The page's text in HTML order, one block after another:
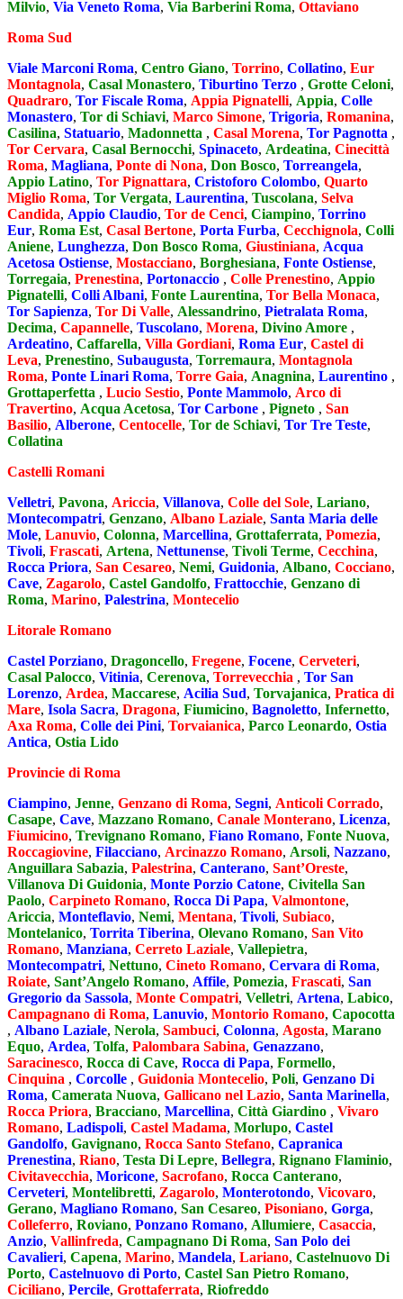
Milvio, Via Veneto Roma, Via Barberini Roma, Ottaviano
Roma Sud
Viale Marconi Roma, Centro Giano, Torrino, Collatino, Eur
Montagnola, Casal Monastero, Tiburtino Terzo , Grotte Celoni,
Quadraro, Tor Fiscale Roma, Appia Pignatelli, Appia, Colle
Monastero, Tor di Schiavi, Marco Simone, Trigoria, Romanina,
Casilina, Statuario, Madonnetta , Casal Morena, Tor Pagnotta ,
Tor Cervara, Casal Bernocchi, Spinaceto, Ardeatina, Cinecittà
Roma, Magliana, Ponte di Nona, Don Bosco, Torreangela,
Appio Latino, Tor Pignattara, Cristoforo Colombo, Quarto
Miglio Roma, Tor Vergata, Laurentina, Tuscolana, Selva
Candida, Appio Claudio, Tor de Cenci, Ciampino, Torrino
Eur, Roma Est, Casal Bertone, Porta Furba, Cecchignola, Colli
Aniene, Lunghezza, Don Bosco Roma, Giustiniana, Acqua
Acetosa Ostiense, Mostacciano, Borghesiana, Fonte Ostiense,
Torregaia, Prenestina, Portonaccio , Colle Prenestino, Appio
Pignatelli, Colli Albani, Fonte Laurentina, Tor Bella Monaca,
Tor Sapienza, Tor Di Valle, Alessandrino, Pietralata Roma,
Decima, Capannelle, Tuscolano, Morena, Divino Amore ,
Ardeatino, Caffarella, Villa Gordiani, Roma Eur, Castel di
Leva, Prenestino, Subaugusta, Torremaura, Montagnola
Roma, Ponte Linari Roma, Torre Gaia, Anagnina, Laurentino ,
Grottaperfetta , Lucio Sestio, Ponte Mammolo, Arco di
Travertino, Acqua Acetosa, Tor Carbone , Pigneto , San
Basilio, Alberone, Centocelle, Tor de Schiavi, Tor Tre Teste,
Collatina
Castelli Romani
Velletri, Pavona, Ariccia, Villanova, Colle del Sole, Lariano,
Montecompatri, Genzano, Albano Laziale, Santa Maria delle
Mole, Lanuvio, Colonna, Marcellina, Grottaferrata, Pomezia,
Tivoli, Frascati, Artena, Nettunense, Tivoli Terme, Cecchina,
Rocca Priora, San Cesareo, Nemi, Guidonia, Albano, Cocciano,
Cave, Zagarolo, Castel Gandolfo, Frattocchie, Genzano di
Roma, Marino, Palestrina, Montecelio
Litorale Romano
Castel Porziano, Dragoncello, Fregene, Focene, Cerveteri,
Casal Palocco, Vitinia, Cerenova, Torrevecchia , Tor San
Lorenzo, Ardea, Maccarese, Acilia Sud, Torvajanica, Pratica di
Mare, Isola Sacra, Dragona, Fiumicino, Bagnoletto, Infernetto,
Axa Roma, Colle dei Pini, Torvaianica, Parco Leonardo, Ostia
Antica, Ostia Lido
Provincie di Roma
Ciampino, Jenne, Genzano di Roma, Segni, Anticoli Corrado,
Casape, Cave, Mazzano Romano, Canale Monterano, Licenza,
Fiumicino, Trevignano Romano, Fiano Romano, Fonte Nuova,
Roccagiovine, Filacciano, Arcinazzo Romano, Arsoli, Nazzano,
Anguillara Sabazia, Palestrina, Canterano, Sant’Oreste,
Villanova Di Guidonia, Monte Porzio Catone, Civitella San
Paolo, Carpineto Romano, Rocca Di Papa, Valmontone,
Ariccia, Monteflavio, Nemi, Mentana, Tivoli, Subiaco,
Montelanico, Torrita Tiberina, Olevano Romano, San Vito
Romano, Manziana, Cerreto Laziale, Vallepietra,
Montecompatri, Nettuno, Cineto Romano, Cervara di Roma,
Roiate, Sant’Angelo Romano, Affile, Pomezia, Frascati, San
Gregorio da Sassola, Monte Compatri, Velletri, Artena, Labico,
Campagnano di Roma, Lanuvio, Montorio Romano, Capocotta
, Albano Laziale, Nerola, Sambuci, Colonna, Agosta, Marano
Equo, Ardea, Tolfa, Palombara Sabina, Genazzano,
Saracinesco, Rocca di Cave, Rocca di Papa, Formello,
Cinquina , Corcolle , Guidonia Montecelio, Poli, Genzano Di
Roma, Camerata Nuova, Gallicano nel Lazio, Santa Marinella,
Rocca Priora, Bracciano, Marcellina, Città Giardino , Vivaro
Romano, Ladispoli, Castel Madama, Morlupo, Castel
Gandolfo, Gavignano, Rocca Santo Stefano, Capranica
Prenestina, Riano, Testa Di Lepre, Bellegra, Rignano Flaminio,
Civitavecchia, Moricone, Sacrofano, Rocca Canterano,
Cerveteri, Montelibretti, Zagarolo, Monterotondo, Vicovaro,
Gerano, Magliano Romano, San Cesareo, Pisoniano, Gorga,
Colleferro, Roviano, Ponzano Romano, Allumiere, Casaccia,
Anzio, Vallinfreda, Campagnano Di Roma, San Polo dei
Cavalieri, Capena, Marino, Mandela, Lariano, Castelnuovo Di
Porto, Castelnuovo di Porto, Castel San Pietro Romano,
Ciciliano, Percile, Grottaferrata, Riofreddo